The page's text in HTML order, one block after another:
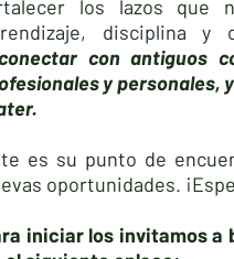
los lazos que
disciplina y
con antiguos
y personales,
es su punto de
oportunidades.
iniciar los invitamos a